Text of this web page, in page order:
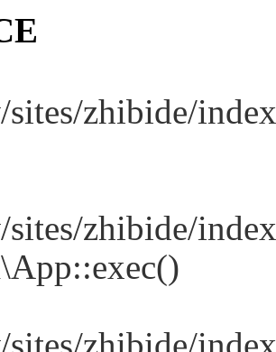
zhibide/
zhibide/